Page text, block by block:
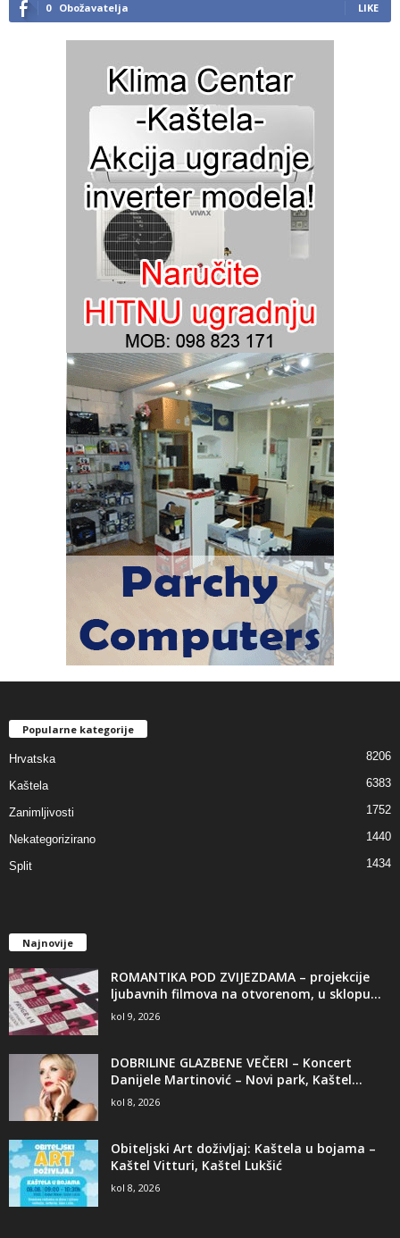
0 Obožavatelja LIKE
Popularne kategorije
Hrvatska 8206
Kaštela 6383
Zanimljivosti 1752
Nekategorizirano 1440
Split 1434
Najnovije
ROMANTIKA POD ZVIJEZDAMA – projekcije
ljubavnih filmova na otvorenom, u sklopu...
kol 9, 2026
DOBRILINE GLAZBENE VEČERI – Koncert
Danijele Martinović – Novi park, Kaštel...
kol 8, 2026
Obiteljski Art doživljaj: Kaštela u bojama –
Kaštel Vitturi, Kaštel Lukšić
kol 8, 2026